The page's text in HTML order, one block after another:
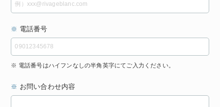
※ 電話番号
※ 電話番号はハイフンなしの半角英字にてご入力ください。
※ お問い合わせ内容